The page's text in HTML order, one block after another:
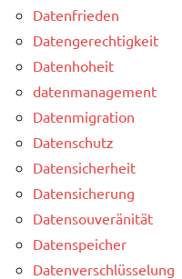
Datenfrieden
Datengerechtigkeit
Datenhoheit
datenmanagement
Datenmigration
Datenschutz
Datensicherheit
Datensicherung
Datensouveränität
Datenspeicher
Datenverschlüsselung